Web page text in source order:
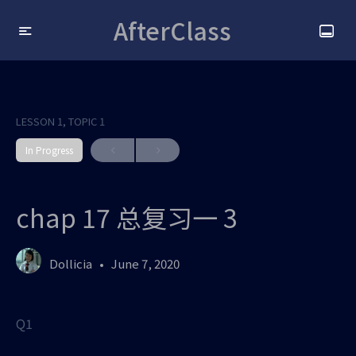
AfterClass
LESSON 1, TOPIC 1
In Progress
chap 17 总复习一 3
Dollicia June 7, 2020
Q1